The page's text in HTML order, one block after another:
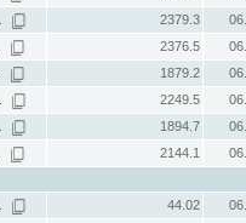
2379.3
2376.5
1879.2
2249.5
1894.7
2144.1
44.02